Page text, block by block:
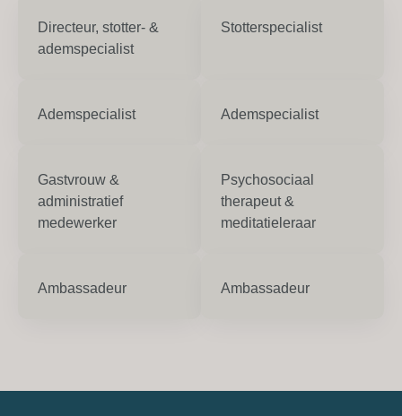
Directeur, stotter- &
ademspecialist
Stotterspecialist
Ademspecialist Ademspecialist
Gastvrouw &
administratief
medewerker
Psychosociaal
therapeut &
meditatieleraar
Ambassadeur Ambassadeur